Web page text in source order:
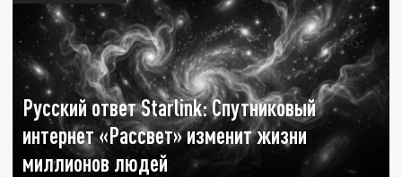
Русский ответ Starlink: Спутниковый
интернет «Рассвет» изменит жизни
миллионов людей